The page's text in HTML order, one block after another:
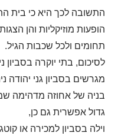
התשובה לכך היא כי בית
הופעות מוזיקליות והן
תחומים ולכל שכבות הגיל.
לסיכום, בתי יוקרה בסביון
מגרשים בסביון גני יהודה
בניה של אחוזה מדהימה
גדול אפשרית גם כן,
וילה בסביון למכירה או